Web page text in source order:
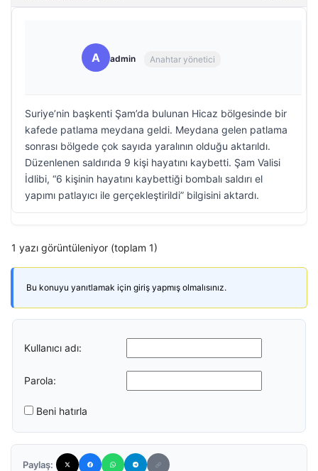
A admin Anahtar yönetici
Suriye’nin başkenti Şam’da bulunan Hicaz bölgesinde bir
kafede patlama meydana geldi. Meydana gelen patlama
sonrası bölgede çok sayıda yaralının olduğu aktarıldı.
Düzenlenen saldırıda 9 kişi hayatını kaybetti. Şam Valisi
İdlibi, “6 kişinin hayatını kaybettiği bombalı saldırı el
yapımı patlayıcı ile gerçekleştirildi” bilgisini aktardı.
1 yazı görüntüleniyor (toplam 1)
Bu konuyu yanıtlamak için giriş yapmış olmalısınız.
Kullanıcı adı:
Parola:
Beni hatırla
Paylaş: